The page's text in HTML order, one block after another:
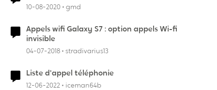
10-08-2020 gmd
Appels wifi Galaxy S7 : option appels Wi-fi
invisible
04-07-2018 stradivarius13
Liste d'appel téléphonie
12-06-2022 iceman64b